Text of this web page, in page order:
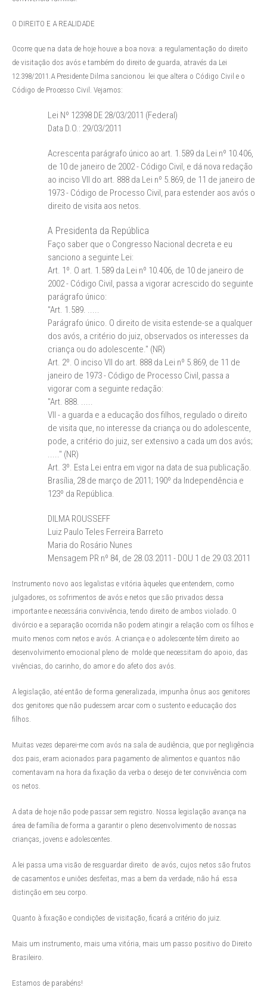
O DIREITO E A REALIDADE
Ocorre que na data de hoje houve a boa nova: a regulamentação do direito
de visitação dos avós e também do direito de guarda, através da Lei
12.398/2011.A Presidente Dilma sancionou lei que altera o Código Civil e o
Código de Processo Civil. Vejamos:
Lei Nº 12398 DE 28/03/2011 (Federal)
Data D.O.: 29/03/2011
Acrescenta parágrafo único ao art. 1.589 da Lei nº 10.406,
de 10 de janeiro de 2002 - Código Civil, e dá nova redação
ao inciso VII do art. 888 da Lei nº 5.869, de 11 de janeiro de
1973 - Código de Processo Civil, para estender aos avós o
direito de visita aos netos.
A Presidenta da República
Faço saber que o Congresso Nacional decreta e eu
sanciono a seguinte Lei:
Art. 1º. O art. 1.589 da Lei nº 10.406, de 10 de janeiro de
2002 - Código Civil, passa a vigorar acrescido do seguinte
parágrafo único:
"Art. 1.589. .....
Parágrafo único. O direito de visita estende-se a qualquer
dos avós, a critério do juiz, observados os interesses da
criança ou do adolescente." (NR)
Art. 2º. O inciso VII do art. 888 da Lei nº 5.869, de 11 de
janeiro de 1973 - Código de Processo Civil, passa a
vigorar com a seguinte redação:
"Art. 888. .....
VII - a guarda e a educação dos filhos, regulado o direito
de visita que, no interesse da criança ou do adolescente,
pode, a critério do juiz, ser extensivo a cada um dos avós;
....." (NR)
Art. 3º. Esta Lei entra em vigor na data de sua publicação.
Brasília, 28 de março de 2011; 190º da Independência e
123º da República.
DILMA ROUSSEFF
Luiz Paulo Teles Ferreira Barreto
Maria do Rosário Nunes
Mensagem PR nº 84, de 28.03.2011 - DOU 1 de 29.03.2011
Instrumento novo aos legalistas e vitória àqueles que entendem, como
julgadores, os sofrimentos de avós e netos que são privados dessa
importante e necessária convivência, tendo direito de ambos violado. O
divórcio e a separação ocorrida não podem atingir a relação com os filhos e
muito menos com netos e avós. A criança e o adolescente têm direito ao
desenvolvimento emocional pleno de molde que necessitam do apoio, das
vivências, do carinho, do amor e do afeto dos avós.
A legislação, até então de forma generalizada, impunha ônus aos genitores
dos genitores que não pudessem arcar com o sustento e educação dos
filhos.
Muitas vezes deparei-me com avós na sala de audiência, que por negligência
dos pais, eram acionados para pagamento de alimentos e quantos não
comentavam na hora da fixação da verba o desejo de ter convivência com
os netos.
A data de hoje não pode passar sem registro. Nossa legislação avança na
área de família de forma a garantir o pleno desenvolvimento de nossas
crianças, jovens e adolescentes.
A lei passa uma visão de resguardar direito de avós, cujos netos são frutos
de casamentos e uniões desfeitas, mas a bem da verdade, não há essa
distinção em seu corpo.
Quanto à fixação e condições de visitação, ficará a critério do juiz.
Mais um instrumento, mais uma vitória, mais um passo positivo do Direito
Brasileiro.
Estamos de parabéns!